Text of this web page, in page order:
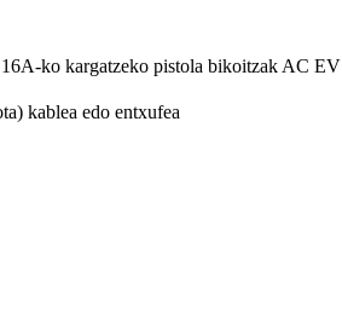
ko kargatzeko pistola bikoitzak AC EV
kablea edo entxufea